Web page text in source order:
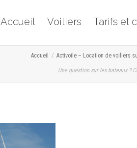
Accueil Voiliers Tarifs et
Accueil Activoile – Location de voiliers
Une question sur les bateaux ?